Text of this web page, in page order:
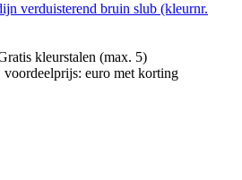
verduisterend bruin slub (kleurnr.
kleurstalen (max. 5)
euro met korting